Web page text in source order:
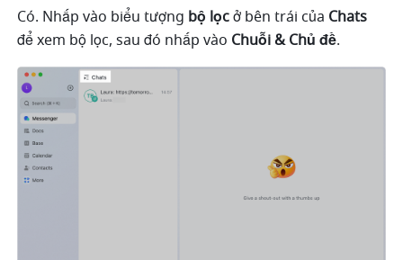
Có. Nhấp vào biểu tượng bộ lọc ở bên trái của Chats
để xem bộ lọc, sau đó nhấp vào Chuỗi & Chủ đề.